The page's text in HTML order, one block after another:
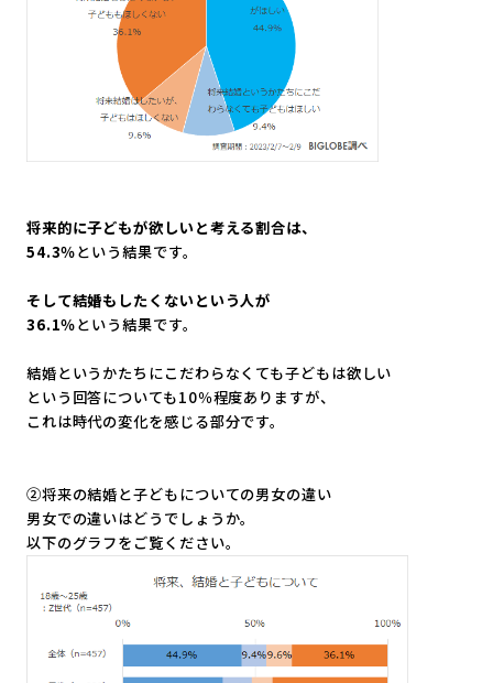
将来的に子どもが欲しいと考える割合は、
54.3％という結果です。
そして結婚もしたくないという人が
36.1％という結果です。
結婚というかたちにこだわらなくても子どもは欲しい
という回答についても10％程度ありますが、
これは時代の変化を感じる部分です。
②将来の結婚と子どもについての男女の違い
男女での違いはどうでしょうか。
以下のグラフをご覧ください。